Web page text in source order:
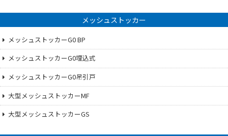
メッシュストッカー
メッシュストッカーG0 BP
メッシュストッカーG0埋込式
メッシュストッカーG0吊引戸
大型メッシュストッカーMF
大型メッシュストッカーGS